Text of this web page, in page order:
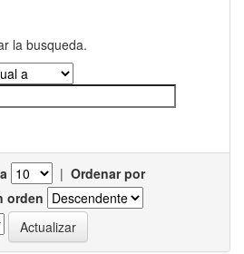
la busqueda.
| Ordenar por
orden